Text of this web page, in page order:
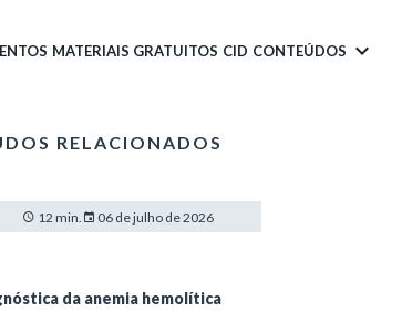
MATERIAIS GRATUITOS CID CONTEÚDOS
RELACIONADOS
12 min. 06 de julho de 2026
da anemia hemolítica